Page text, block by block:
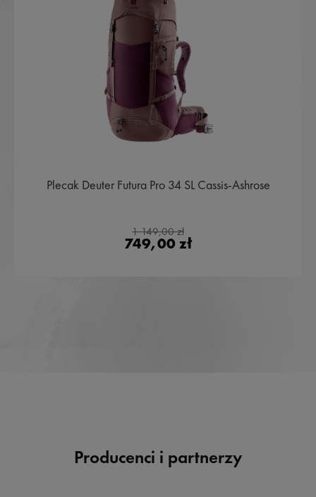
Plecak Deuter Futura Pro 34 SL Cassis-Ashrose
1 149,00 zł
749,00 zł
Producenci i partnerzy